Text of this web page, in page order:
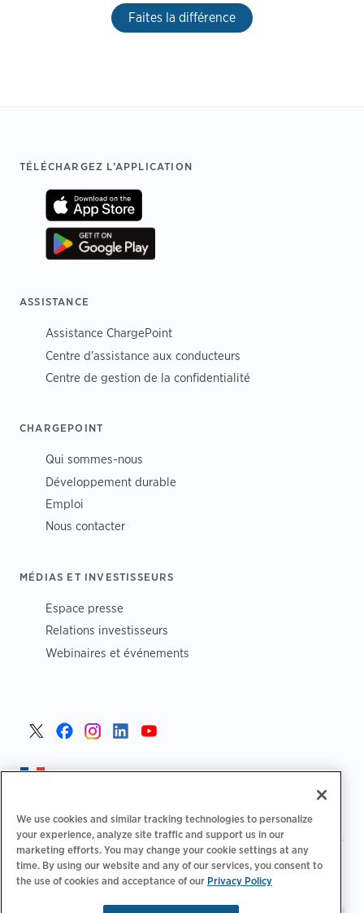
Faites la différence
Footer
TÉLÉCHARGEZ L’APPLICATION
ASSISTANCE
Assistance ChargePoint
Centre d'assistance aux conducteurs
Centre de gestion de la confidentialité
CHARGEPOINT
Qui sommes-nous
Développement durable
Emploi
Nous contacter
MÉDIAS ET INVESTISSEURS
Espace presse
Relations investisseurs
Webinaires et événements
France >
Politique de confidentialité Vos choix de confidentialité
| Juridique | Relevé d'accessibilité |
Code de conduite
We use cookies and similar tracking technologies to personalize
your experience, analyze site traffic and support us in our
marketing efforts. You may change your cookie settings at any
time. By using our website and any of our services, you consent to
the use of cookies and acceptance of our Privacy Policy